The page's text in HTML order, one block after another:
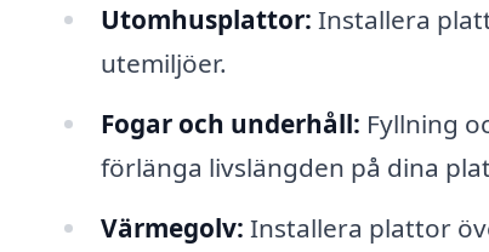
Utomhusplattor: Installera
utemiljöer.
Fogar och underhåll: Fyllning
förlänga livslängden på dina
Värmegolv: Installera plattor